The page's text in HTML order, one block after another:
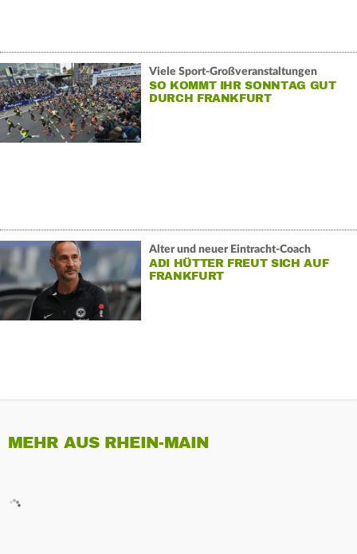
Viele Sport-Großveranstaltungen
SO KOMMT IHR SONNTAG GUT
DURCH FRANKFURT
Alter und neuer Eintracht-Coach
ADI HÜTTER FREUT SICH AUF
FRANKFURT
MEHR AUS RHEIN-MAIN